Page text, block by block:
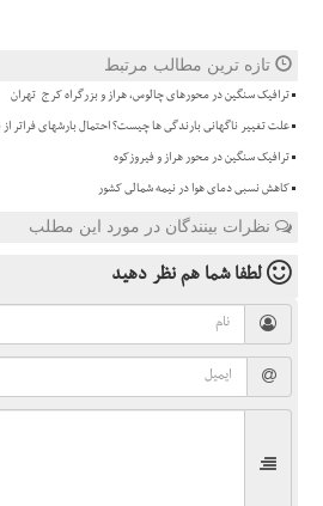
تازه ترین مطالب مرتبط
ترافیک سنگین در محورهای چالوس، هراز و بزرگراه کرج-تهران
علت تغییر ناگهانی بارندگی ها چیست؟ احتمال بارشهای فراتر از
ترافیک سنگین در محور هراز و فیروزکوه
کاهش نسبی دمای هوا در نیمه شمالی کشور
نظرات بینندگان در مورد این مطلب
لطفا شما هم نظر دهید